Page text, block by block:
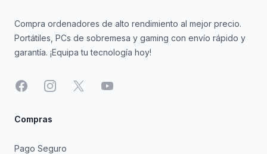
Compra ordenadores de alto rendimiento al mejor precio.
Portátiles, PCs de sobremesa y gaming con envío rápido y
garantía. ¡Equipa tu tecnología hoy!
FacebookInstagram
X YouTube
Compras
Pago Seguro